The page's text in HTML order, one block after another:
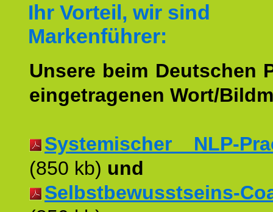
Ihr Vorteil, wir sind
Markenführer:
Unsere beim Deutschen
eingetragenen Wort/
Systemischer NLP-
(850 kb) und
Selbstbewusstseins-